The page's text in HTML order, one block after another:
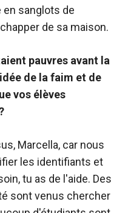
en sanglots de
de sa maison.
pauvres avant la
de la faim et de
vos élèves
Marcella, car nous
les identifiants et
tu as de l'aide. Des
sont venus chercher